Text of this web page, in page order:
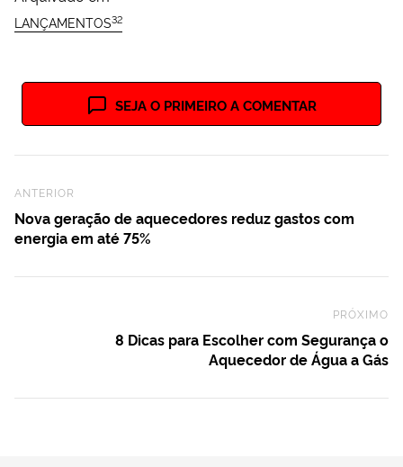
LANÇAMENTOS32
SEJA O PRIMEIRO A COMENTAR
Previous Post
ANTERIOR
Nova geração de aquecedores reduz gastos com
energia em até 75%
PRÓXIMO
8 Dicas para Escolher com Segurança o
Aquecedor de Água a Gás